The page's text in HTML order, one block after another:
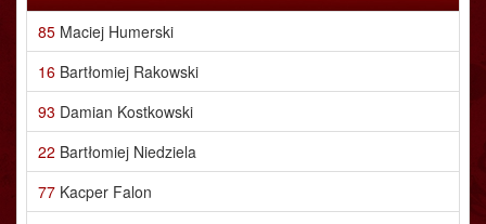
85 Maciej Humerski
16 Bartłomiej Rakowski
93 Damian Kostkowski
22 Bartłomiej Niedziela
77 Kacper Falon